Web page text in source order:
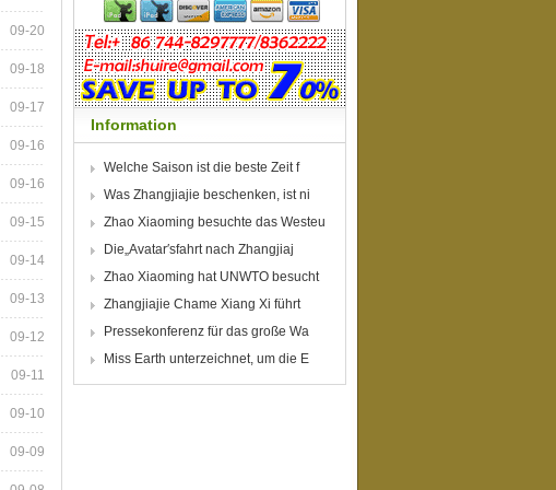
09-20
09-18
09-17
09-16
09-16
09-15
09-14
09-13
09-12
09-11
09-10
09-09
Information
Welche Saison ist die beste Zeit f
Was Zhangjiajie beschenken, ist ni
Zhao Xiaoming besuchte das Westeu
r
Die„Avatar′sfahrt nach Zhangjiaj
Zhao Xiaoming hat UNWTO besucht
un
Zhangjiajie Chame Xiang Xi führt
Pressekonferenz für das große Wa
Miss Earth unterzeichnet, um die E